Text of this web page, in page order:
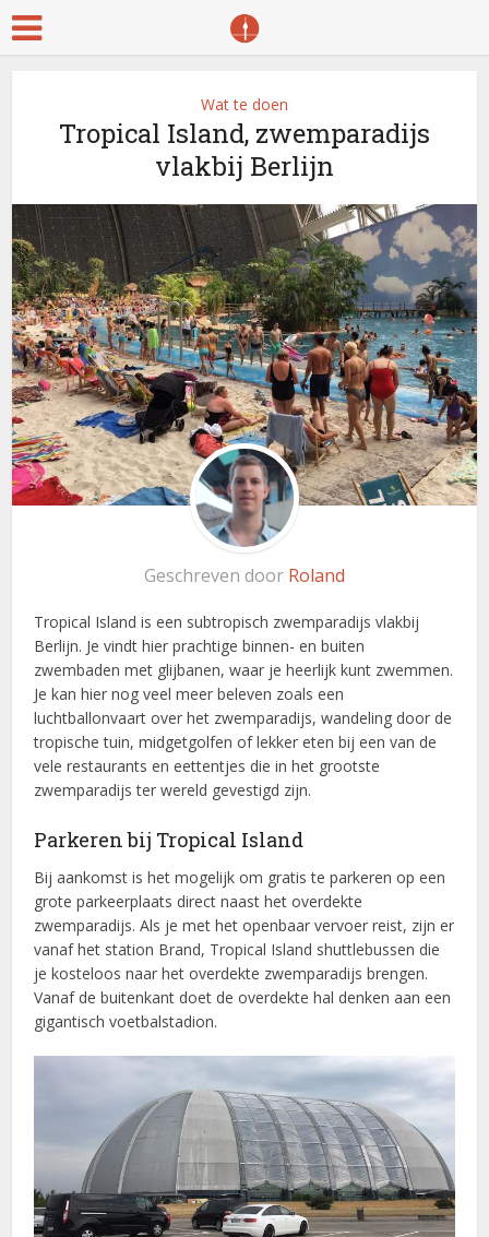
Wat te doen
Tropical Island, zwemparadijs
vlakbij Berlijn
Geschreven door Roland
Tropical Island is een subtropisch zwemparadijs vlakbij
Berlijn. Je vindt hier prachtige binnen- en buiten
zwembaden met glijbanen, waar je heerlijk kunt zwemmen.
Je kan hier nog veel meer beleven zoals een
luchtballonvaart over het zwemparadijs, wandeling door de
tropische tuin, midgetgolfen of lekker eten bij een van de
vele restaurants en eettentjes die in het grootste
zwemparadijs ter wereld gevestigd zijn.
Parkeren bij Tropical Island
Bij aankomst is het mogelijk om gratis te parkeren op een
grote parkeerplaats direct naast het overdekte
zwemparadijs. Als je met het openbaar vervoer reist, zijn er
vanaf het station Brand, Tropical Island shuttlebussen die
je kosteloos naar het overdekte zwemparadijs brengen.
Vanaf de buitenkant doet de overdekte hal denken aan een
gigantisch voetbalstadion.